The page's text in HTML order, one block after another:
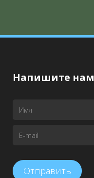
Напишите нам
Отправить